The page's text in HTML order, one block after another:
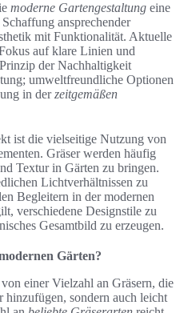
moderne Gartengestaltung eine
ansprechender
mit Funktionalität. Aktuelle
auf klare Linien und
der Nachhaltigkeit
umweltfreundliche Optionen
in derzeitgemäßen
ist die vielseitige Nutzung von
Gräser werden häufig
Textur in Gärten zu bringen.
Lichtverhältnissen zu
Begleitern in der modernen
verschiedene Designstile zu
Gesamtbild zu erzeugen.
Gärten?
einer Vielzahl an Gräsern, die
hinzufügen, sondern auch leicht